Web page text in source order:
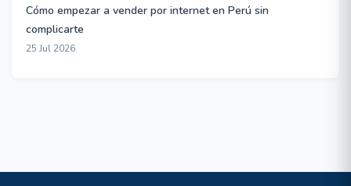
Cómo empezar a vender por internet en Perú sin
complicarte
25 Jul 2026